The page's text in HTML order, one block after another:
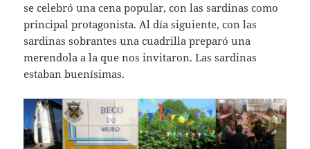
se celebró una cena popular, con las sardinas como
principal protagonista. Al día siguiente, con las
sardinas sobrantes una cuadrilla preparó una
merendola a la que nos invitaron. Las sardinas
estaban buenísimas.